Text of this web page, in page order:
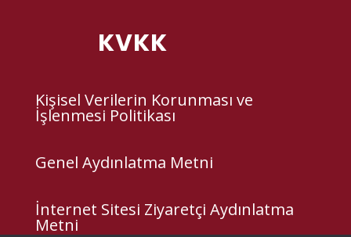
KVKK
Kişisel Verilerin Korunması ve
İşlenmesi Politikası
Genel Aydınlatma Metni
İnternet Sitesi Ziyaretçi Aydınlatma
Metni